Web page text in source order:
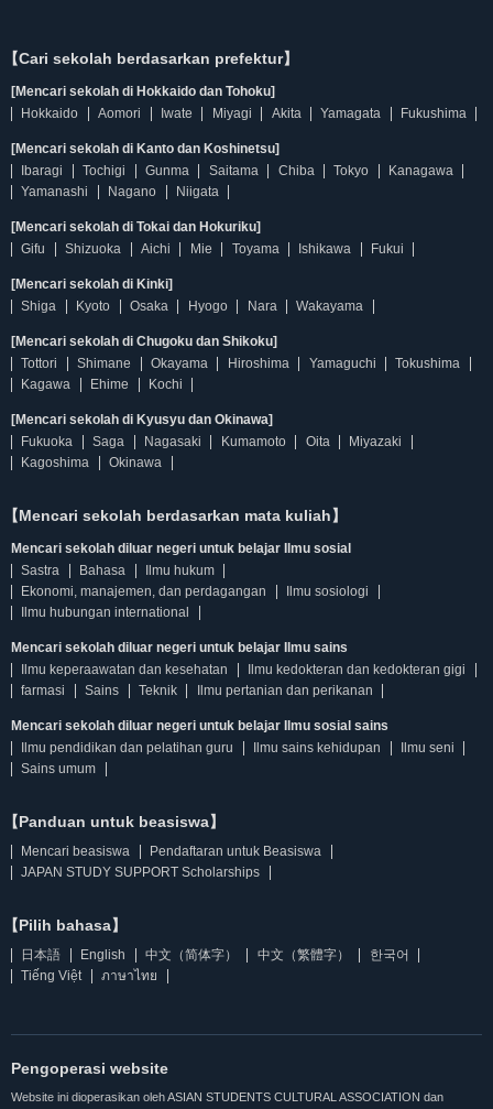
【Cari sekolah berdasarkan prefektur】
[Mencari sekolah di Hokkaido dan Tohoku]
Hokkaido
Aomori Iwate Miyagi Akita Yamagata Fukushima
[Mencari sekolah di Kanto dan Koshinetsu]
Ibaragi
Tochigi Gunma Saitama Chiba Tokyo
Kanagawa
Yamanashi
Nagano Niigata
[Mencari sekolah di Tokai dan Hokuriku]
Gifu
Shizuoka Aichi Mie Toyama Ishikawa Fukui
[Mencari sekolah di Kinki]
Shiga
Kyoto Osaka Hyogo Nara Wakayama
[Mencari sekolah di Chugoku dan Shikoku]
Tottori
Shimane Okayama Hiroshima Yamaguchi
Tokushima
Kagawa
Ehime Kochi
[Mencari sekolah di Kyusyu dan Okinawa]
Fukuoka
Saga Nagasaki Kumamoto Oita
Miyazaki
Kagoshima
Okinawa
【Mencari sekolah berdasarkan mata kuliah】
Mencari sekolah diluar negeri untuk belajar Ilmu sosial
Sastra
Bahasa
Ilmu hukum
Ekonomi, manajemen, dan perdagangan
Ilmu sosiologi
Ilmu hubungan international
Mencari sekolah diluar negeri untuk belajar Ilmu sains
Ilmu keperaawatan dan kesehatan
Ilmu kedokteran dan kedokteran gigi
farmasi
Sains Teknik Ilmu pertanian dan perikanan
Mencari sekolah diluar negeri untuk belajar Ilmu sosial sains
Ilmu pendidikan dan pelatihan guru
Ilmu sains kehidupan
Ilmu seni
Sains umum
【Panduan untuk beasiswa】
Mencari beasiswa
Pendaftaran untuk Beasiswa
JAPAN STUDY SUPPORT Scholarships
【Pilih bahasa】
日本語 English 中文（简体字） 中文（繁體字）
한국어
Tiếng Việt
ภาษาไทย
Pengoperasi website
Website ini dioperasikan oleh ASIAN STUDENTS CULTURAL ASSOCIATION dan